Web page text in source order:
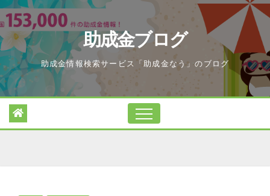
Skip
to
content
助成金ブログ
助成金情報検索サービス「助成金なう」のブログ